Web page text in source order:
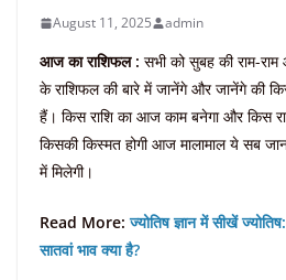
August 11, 2025 admin
आज का राशिफल : सभी को सुबह की राम-
के राशिफल की बारे में जानेंगे और जानेंगे की
हैं। किस राशि का आज काम बनेगा और किस
किसकी किस्मत होगी आज मालामाल ये सब
में मिलेगी।
Read More:ज्योतिष ज्ञान में सीखें
सातवां भाव क्या है?